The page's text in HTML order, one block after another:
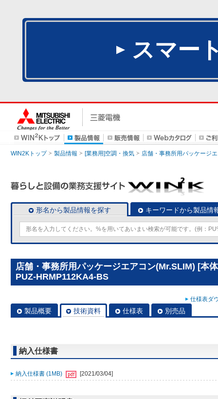
スマー
WIN2Kトップ 製品情報 [業務用]空調・換気 店舗・事務所用パッケージ
形名から製品情報を探す キーワードから製品情
店舗・事務所用パッケージエアコン(Mr.SLIM) [本
PUZ-HRMP112KA4-BS
仕様表ダ
製品概要 技術資料 仕様表 別売品
納入仕様書
納入仕様書 (1MB) [2021/03/04]